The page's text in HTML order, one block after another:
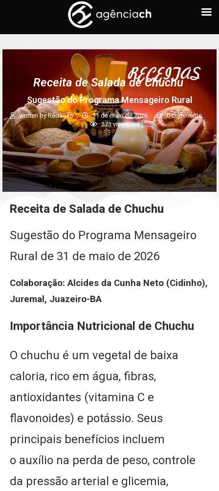
Receita de Salada de Chuchu
Sugestão do Programa Mensageiro Rural
written byRedação 31 de maio de 2026
0 comments
273views
Receita de Salada de Chuchu
Sugestão do Programa Mensageiro
Rural de 31 de maio de 2026
Colaboração: Alcides da Cunha Neto (Cidinho),
Juremal, Juazeiro-BA
Importância Nutricional de Chuchu
O chuchu é um vegetal de baixa
caloria, rico em água, fibras,
antioxidantes (vitamina C e
flavonoides) e potássio. Seus
principais benefícios incluem
o auxílio na perda de peso, controle
da pressão arterial e glicemia,